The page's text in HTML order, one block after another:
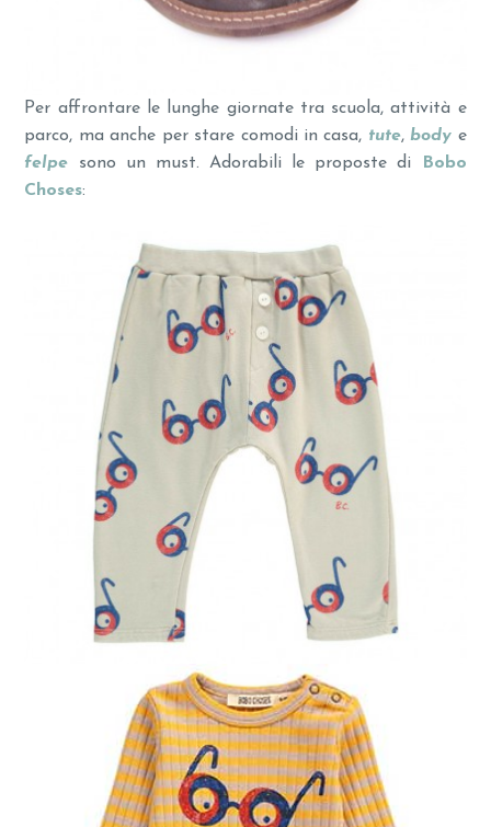
Per affrontare le lunghe giornate tra scuola, attività e
parco, ma anche per stare comodi in casa, tute,body e
felpe sono un must. Adorabili le proposte di
Bobo
Choses: